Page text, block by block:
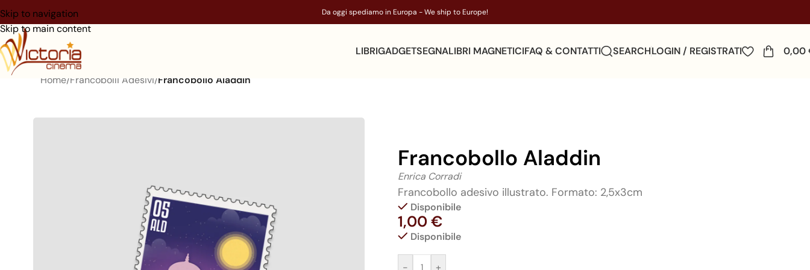
Skip to navigation
Skip to main content
Da oggi spediamo in Europa - We ship to Europe!
LIBRIGADGETSEGNALIBRI MAGNETICIFAQ & CONTATTI SEARCHLOGIN / REGISTRATI 0,00
Home/Francobolli Adesivi/Francobollo Aladdin
Francobollo Aladdin
Enrica Corradi
Francobollo adesivo illustrato. Formato: 2,5x3cm
Disponibile
1,00€
Disponibile
- +